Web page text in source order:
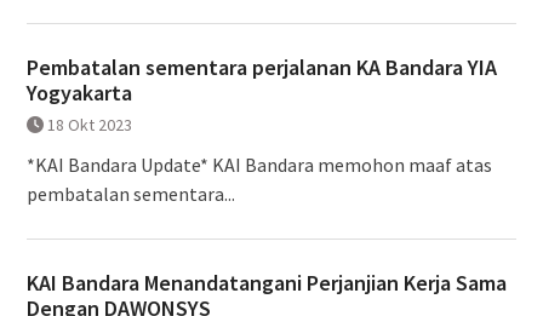
Pembatalan sementara perjalanan KA Bandara YIA
Yogyakarta
18 Okt 2023
*KAI Bandara Update* KAI Bandara memohon maaf atas
pembatalan sementara...
KAI Bandara Menandatangani Perjanjian Kerja Sama
Dengan DAWONSYS